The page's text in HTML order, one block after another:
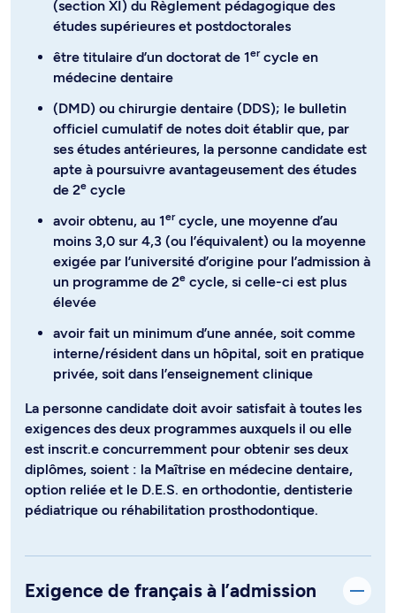
(section XI) du Règlement pédagogique des
études supérieures et postdoctorales
être titulaire d’un doctorat de 1ercycle en
médecine dentaire
(DMD) ou chirurgie dentaire (DDS); le bulletin
officiel cumulatif de notes doit établir que, par
ses études antérieures, la personne candidate est
apte à poursuivre avantageusement des études
de 2e cycle
avoir obtenu, au 1ercycle, une moyenne d’au
moins 3,0 sur 4,3 (ou l’équivalent) ou la moyenne
exigée par l’université d’origine pour l’admission à
un programme de 2e cycle, si celle-ci est plus
élevée
avoir fait un minimum d’une année, soit comme
interne/résident dans un hôpital, soit en pratique
privée, soit dans l’enseignement clinique
La personne candidate doit avoir satisfait à toutes les
exigences des deux programmes auxquels il ou elle
est inscrit.e concurremment pour obtenir ses deux
diplômes, soient : la Maîtrise en médecine dentaire,
option reliée et le D.E.S. en orthodontie, dentisterie
pédiatrique ou réhabilitation prosthodontique.
Exigence de français à l’admission